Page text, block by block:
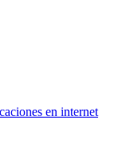
en internet